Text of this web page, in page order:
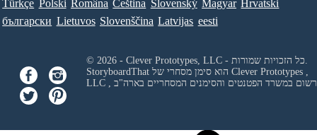
Türkçe Polski Româna Ceština Slovenský Magyar Hrvatski
български Lietuvos Slovenščina Latvijas eesti
Clever Prototypes ,
LLC
ורשום במשרד הפטנטים והסימנים המסחריים בארה"ב